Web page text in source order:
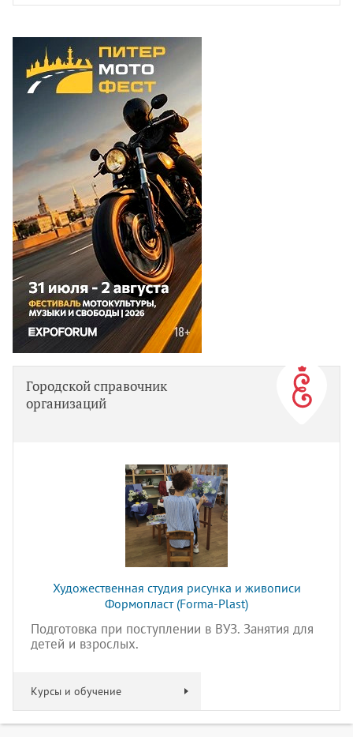
Городской справочник
организаций
Художественная студия рисунка и живописи
Формопласт (Forma-Plast)
Подготовка при поступлении в ВУЗ. Занятия для
детей и взрослых.
Курсы и обучение